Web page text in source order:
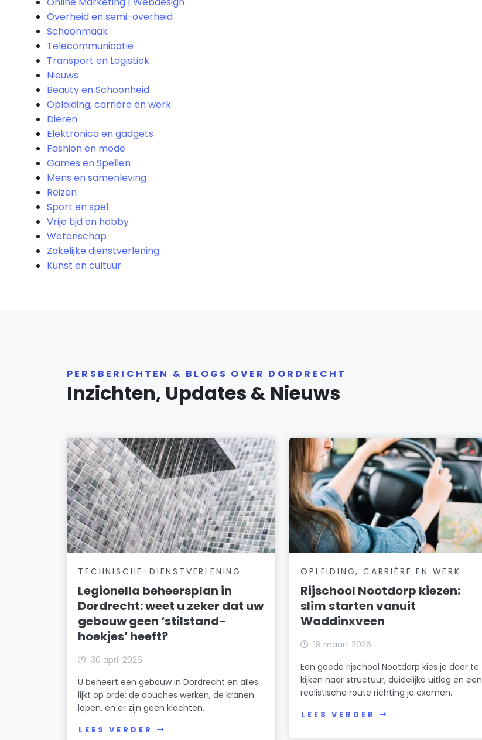
Overheid en semi-overheid
Schoonmaak
Telecommunicatie
Transport en Logistiek
Nieuws
Beauty en Schoonheid
Opleiding, carrière en werk
Dieren
Elektronica en gadgets
Fashion en mode
Games en Spellen
Mens en samenleving
Reizen
Sport en spel
Vrije tijd en hobby
Wetenschap
Zakelijke dienstverlening
Kunst en cultuur
PERSBERICHTEN & BLOGS OVER DORDRECHT
Inzichten, Updates & Nieuws
TECHNISCHE-DIENSTVERLENING
Legionella beheersplan in
Dordrecht: weet u zeker dat uw
gebouw geen ‘stilstand-
hoekjes’ heeft?
30 april 2026
U beheert een gebouw in Dordrecht en alles
lijkt op orde: de douches werken, de kranen
lopen, en er zijn geen klachten.
LEES VERDER
OPLEIDING, CARRIÈRE EN WERK
Rijschool Nootdorp kiezen:
slim starten vanuit
Waddinxveen
18 maart 2026
Een goede rijschool Nootdorp kies je door te
kijken naar structuur, duidelijke uitleg en een
realistische route richting je examen.
LEES VERDER